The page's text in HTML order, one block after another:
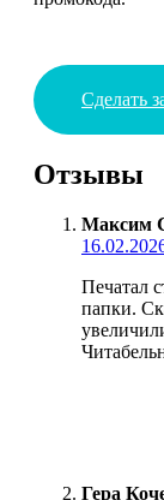
Сделать
Отзывы
Максим
Печатал
папки.
Гера